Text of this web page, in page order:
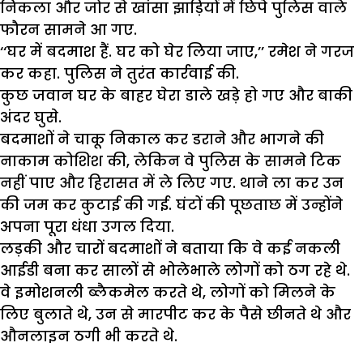
निकला और जोर से खांसा झाड़ियों में छिपे पुलिस वाले
फौरन सामने आ गए.
‘‘घर में बदमाश हैं. घर को घेर लिया जाए,’’ रमेश ने गरज
कर कहा. पुलिस ने तुरंत कार्रवाई की.
कुछ जवान घर के बाहर घेरा डाले खड़े हो गए और बाकी
अंदर घुसे.
बदमाशों ने चाकू निकाल कर डराने और भागने की
नाकाम कोशिश की, लेकिन वे पुलिस के सामने टिक
नहीं पाए और हिरासत में ले लिए गए. थाने ला कर उन
की जम कर कुटाई की गई. घंटों की पूछताछ में उन्होंने
अपना पूरा धंधा उगल दिया.
लड़की और चारों बदमाशों ने बताया कि वे कई नकली
आईडी बना कर सालों से भोलेभाले लोगों को ठग रहे थे.
वे इमोशनली ब्लैकमेल करते थे, लोगों को मिलने के
लिए बुलाते थे, उन से मारपीट कर के पैसे छीनते थे और
औनलाइन ठगी भी करते थे.